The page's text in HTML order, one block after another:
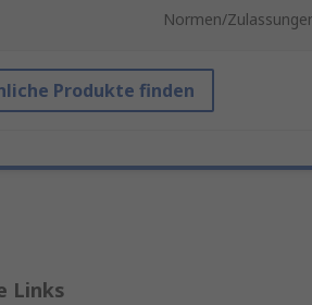
Normen/
Produkte finden
Links